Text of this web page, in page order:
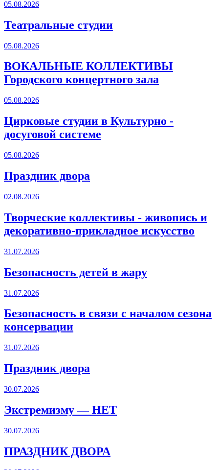
05.08.2026
Театральные студии
05.08.2026
ВОКАЛЬНЫЕ КОЛЛЕКТИВЫ
Городского концертного зала
05.08.2026
Цирковые студии в Культурно -
досуговой системе
05.08.2026
Праздник двора
02.08.2026
Творческие коллективы - живопись и
декоративно-прикладное искусство
31.07.2026
Безопасность детей в жару
31.07.2026
Безопасность в связи с началом сезона
консервации
31.07.2026
Праздник двора
30.07.2026
Экстремизму — НЕТ
30.07.2026
ПРАЗДНИК ДВОРА️